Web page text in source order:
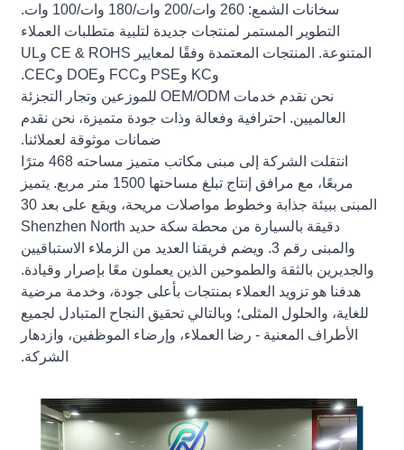
سخانات الشمع: 260 وات/200 وات/180 وات/100 وات.
التطوير المستمر لمنتجات جديدة لتلبية متطلبات العملاء
المتنوعة. المنتجات المعتمدة وفقًا لمعايير CE & ROHS وUL
وKC وPSE وFCC وDOE وCEC.
نحن نقدم خدمات OEM/ODM للموزعين وتجار التجزئة
العالميين. احترافية وفعالة وذات جودة متميزة، نحن نقدم
ضمانات موثوقة لعملائنا.
انتقلت الشركة إلى مبنى مكاتب متميز مساحته 468 مترًا
مربعًا، مع مرافق إنتاج تبلغ مساحتها 1500 متر مربع. يتميز
المبنى ببيئة جذابة وخطوط مواصلات مريحة، ويقع على بعد 30
دقيقة بالسيارة من محطة سكة حديد Shenzhen North
والمبنى رقم 3. ويضم فريقنا العديد من الزملاء الاستباقيين
والجديرين بالثقة والطموحين الذين يعملون معًا بإصرار وقيادة.
هدفنا هو تزويد العملاء بمنتجات بأعلى جودة، وخدمة مرضية
للغاية، والحلول المثلى؛ وبالتالي تحقيق النجاح المتبادل لجميع
الأطراف المعنية - رضا العملاء، وإرضاء الموظفين، وازدهار
الشركة.